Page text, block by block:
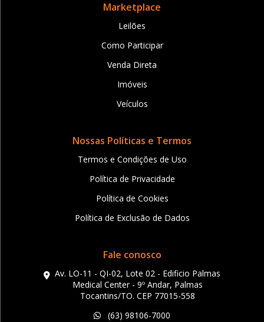
Marketplace
Leilões
Como Participar
Venda Direta
Imóveis
Veículos
Nossas Políticas e Termos
Termos e Condições de Uso
Política de Privacidade
Política de Cookies
Política de Exclusão de Dados
Fale conosco
Av. LO-11 - QI-02, Lote 02 - Edificio Palmas
Medical Center - 9º Andar, Palmas
Tocantins/TO. CEP 77015-558
(63) 98106-7000